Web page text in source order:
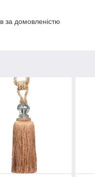
за домовленістю